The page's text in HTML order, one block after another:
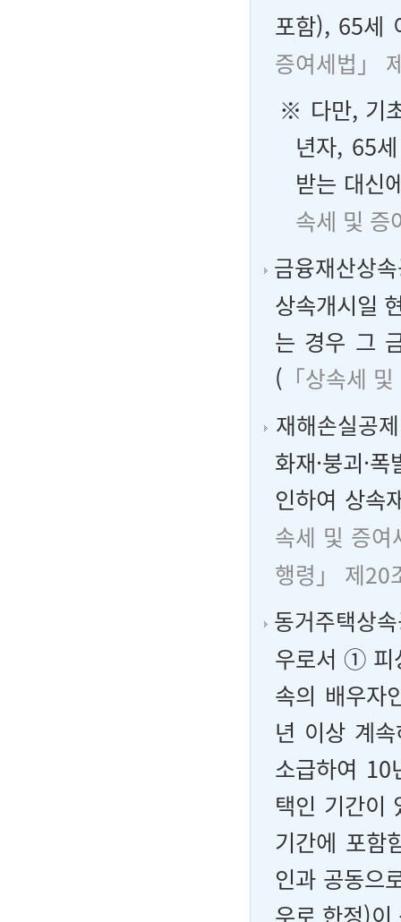
포함), 65세
증여세법」
※ 다만, 기
년자, 65
받는 대신
속세 및 증
금융재산상
상속개시일
는 경우 그
( 「상속세
재해손실공제
화재·붕괴·
인하여 상속
속세 및 증
행령」 제20
동거주택상
우로서 ① 피
속의 배우자
년 이상 계
소급하여 10
택인 기간이
기간에 포함
인과 공동으
우로 한정)